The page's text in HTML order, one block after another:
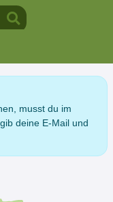
musst du im
deine E-Mail und